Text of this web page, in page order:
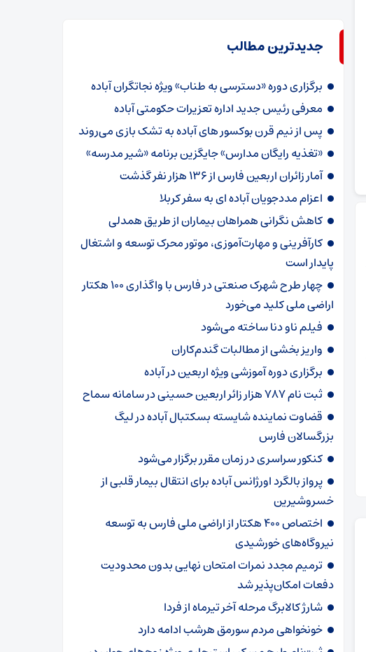
جدیدترین مطالب
برگزاری دوره «دسترسی به طناب» ویژه نجاتگران آباده
معرفی رئیس جدید اداره تعزیرات حکومتی آباده
پس از نیم قرن بوکسور های آباده به تشک بازی می‌روند
«تغذیه رایگان مدارس» جایگزین برنامه «شیر مدرسه»
آمار زائران اربعین فارس از ۱۳۶ هزار نفر گذشت
اعزام مددجویان آباده ای به سفر کربلا
کاهش نگرانی همراهان بیماران از طریق همدلی
کارآفرینی و مهارت‌آموزی، موتور محرک توسعه و اشتغال
پایدار است
چهار طرح شهرک صنعتی در فارس با واگذاری ۱۰۰ هکتار
اراضی ملی کلید می‌خورد
فیلم ناو دنا ساخته‌ می‌شود
واریز بخشی از مطالبات گندم‌کاران
برگزاری دوره آموزشی ویژه اربعین در آباده
ثبت نام ۷۸۷ هزار زائر اربعین حسینی در سامانه سماح
قضاوت نماینده شایسته بسکتبال آباده در لیگ
بزرگسالان فارس
کنکور سراسری در زمان مقرر برگزار می‌شود
پرواز بالگرد اورژانس آباده برای انتقال بیمار قلبی از
خسروشیرین
اختصاص ۴۰۰ هکتار از اراضی ملی فارس به توسعه
نیروگاه‌های خورشیدی
ترمیم مجدد نمرات امتحان نهایی بدون محدودیت
دفعات امکان‌پذیر شد
شارژ کالابرگ‌ مرحله آخر تیرماه از فردا
خونخواهی مردم سورمق هرشب ادامه دارد